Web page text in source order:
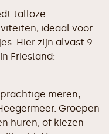
talloze
ideaal voor
Hier zijn alvast 9
Friesland:
meren,
Groepen
huren, of kiezen